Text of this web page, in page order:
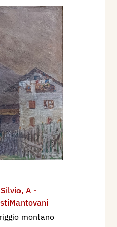
, A -
montano